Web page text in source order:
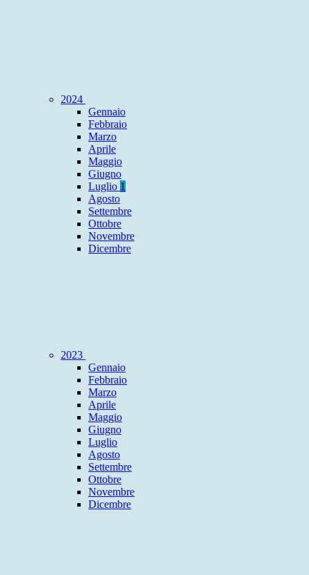
2024
Gennaio
Febbraio
Marzo
Aprile
Maggio
Giugno
Luglio 1
Agosto
Settembre
Ottobre
Novembre
Dicembre
2023
Gennaio
Febbraio
Marzo
Aprile
Maggio
Giugno
Luglio
Agosto
Settembre
Ottobre
Novembre
Dicembre